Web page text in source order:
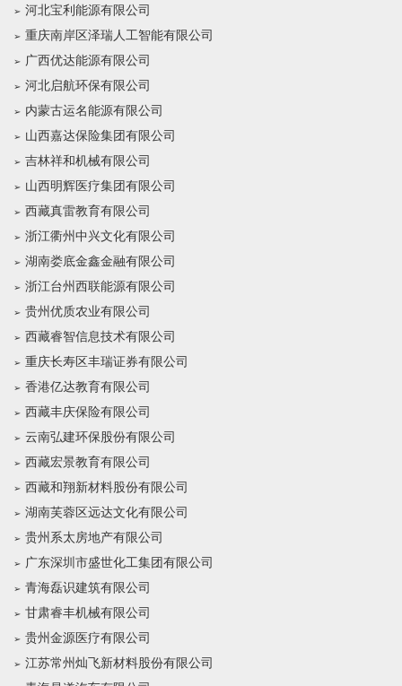
河北宝利能源有限公司
重庆南岸区泽瑞人工智能有限公司
广西优达能源有限公司
河北启航环保有限公司
内蒙古运名能源有限公司
山西嘉达保险集团有限公司
吉林祥和机械有限公司
山西明辉医疗集团有限公司
西藏真雷教育有限公司
浙江衢州中兴文化有限公司
湖南娄底金鑫金融有限公司
浙江台州西联能源有限公司
贵州优质农业有限公司
西藏睿智信息技术有限公司
重庆长寿区丰瑞证券有限公司
香港亿达教育有限公司
西藏丰庆保险有限公司
云南弘建环保股份有限公司
西藏宏景教育有限公司
西藏和翔新材料股份有限公司
湖南芙蓉区远达文化有限公司
贵州系太房地产有限公司
广东深圳市盛世化工集团有限公司
青海磊识建筑有限公司
甘肃睿丰机械有限公司
贵州金源医疗有限公司
江苏常州灿飞新材料股份有限公司